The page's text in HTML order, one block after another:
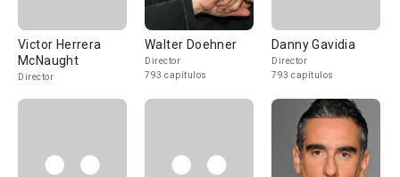
Victor Herrera
McNaught
Director
Walter Doehner
Director
793 capítulos
Danny Gavidia
Director
793 capítulos